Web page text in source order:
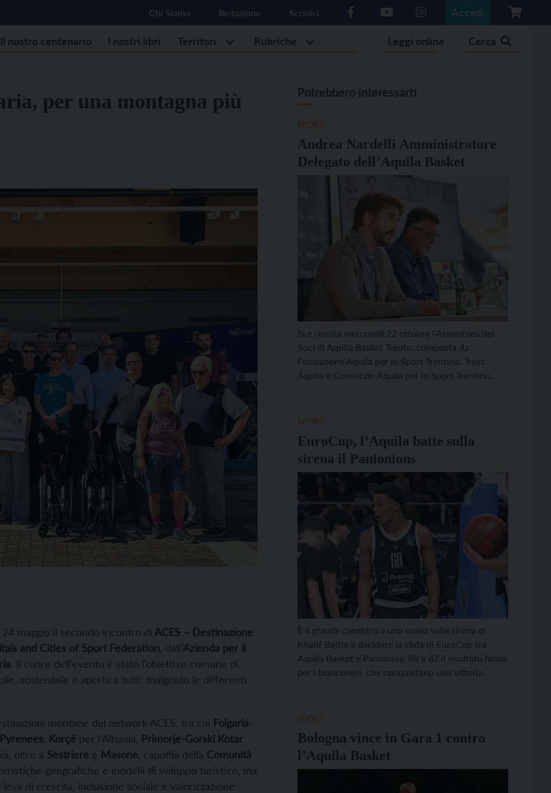
Chi Siamo Redazione Scrivici Accedi
Il nostro centenario I nostri libri Territori Rubriche Leggi online Cerca
per una montagna più
maggio il secondo incontro di ACES – Destinazione
and Cities of Sport Federation , dall’Azienda per il
. Il cuore dell’evento è stato l’obiettivo comune di
sostenibile e aperta a tutti, malgrado le differenti
montane del network ACES, tra cui Folgaria-
Korçë per l’Albania, Primorje-Gorski Kotar
oltre a Sestriere e Masone , capofila della Comunità
geografiche e modelli di sviluppo turistico, ma
di crescita, inclusione sociale e valorizzazione
Potrebbero interessarti
Andrea Nardelli Amministratore
Delegato dell’Aquila Basket
Si è riunita mercoledì 22 ottobre l’Assemblea dei
Soci di Aquila Basket Trento, composta da
Fondazione Aquila per lo Sport Trentino, Trust
Aquila e Consorzio Aquila per lo Sport Trentino,
Consiglio […]
EuroCup, l’Aquila batte sulla
sirena il Panionions
È il grande canestro a una mano sulla sirena di
Khalif Battle a decidere la sfida di EuroCup tra
Aquila Basket e Panionios: 88 a 87 il risultato finale
per i bianconeri, che conquistano una vittoria
Bologna vince in Gara 1 contro
l’Aquila Basket